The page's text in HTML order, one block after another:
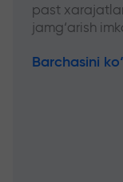
past
jamg‘arish
Barchasini